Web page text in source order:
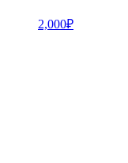
2,000₽